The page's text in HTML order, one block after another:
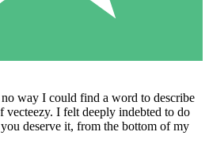
no way I could find a word to describe
vecteezy. I felt deeply indebted to do
deserve it, from the bottom of my